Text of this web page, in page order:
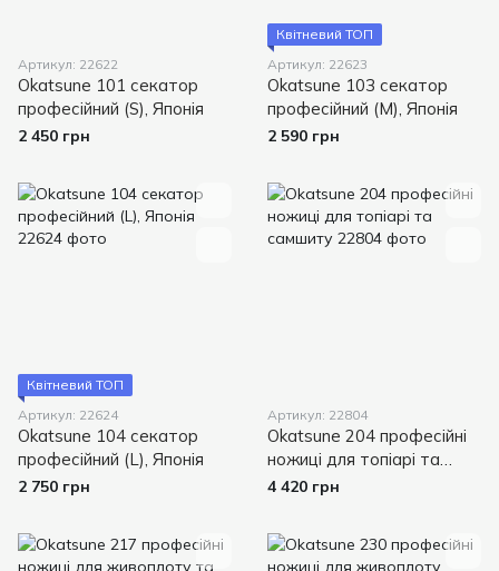
Артикул: 22622
Okatsune 101 секатор
професійний (S), Японія
2 450 грн
Квітневий ТОП
Артикул: 22623
Okatsune 103 секатор
професійний (M), Японія
2 590 грн
Квітневий ТОП
Артикул: 22624
Okatsune 104 секатор
професійний (L), Японія
2 750 грн
Артикул: 22804
Okatsune 204 професійні
ножиці для топіарі та
самшиту
4 420 грн